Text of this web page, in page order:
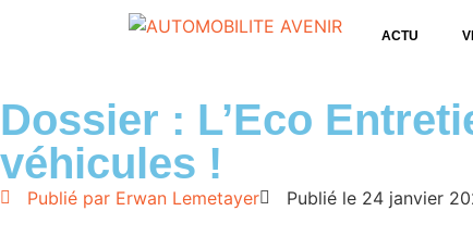
ACTU
Dossier : L’Eco
véhicules !
Publié par Erwan Lemetayer Publié le 24 janvier